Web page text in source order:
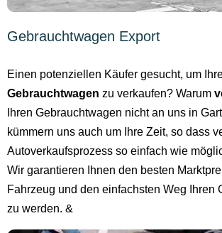
Gebrauchtwagen Export
Einen potenziellen Käufer gesucht, um
Gebrauchtwagen zu verkaufen? Warum
Ihren Gebrauchtwagen nicht an uns in
kümmern uns auch um Ihre Zeit, so dass
Autoverkaufsprozess so einfach wie
Wir garantieren Ihnen den besten
Fahrzeug und den einfachsten Weg Ihren
zu werden. &